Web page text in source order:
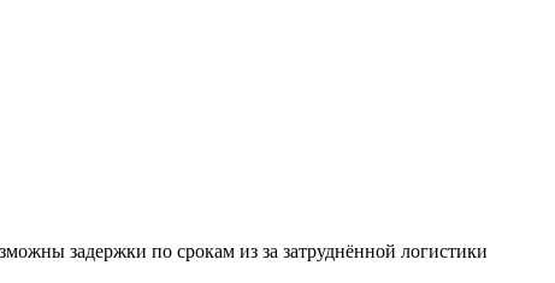
задержки по срокам из за затруднённой логистики